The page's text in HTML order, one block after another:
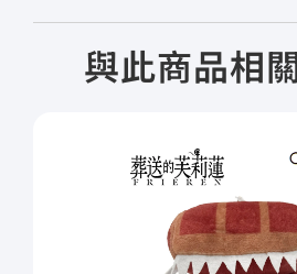
與此商品相